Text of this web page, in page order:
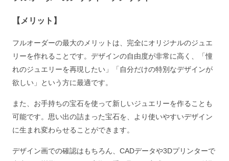
【メリット】
フルオーダーの最大のメリットは、完全にオリジナルのジュエ
リーを作れることです。デザインの自由度が非常に高く、「憧
れのジュエリーを再現したい」「自分だけの特別なデザインが
欲しい」という方に最適です。
また、お手持ちの宝石を使って新しいジュエリーを作ることも
可能です。思い出の詰まった宝石を、より使いやすいデザイン
に生まれ変わらせることができます。
デザイン画での確認はもちろん、CADデータや3Dプリンターで